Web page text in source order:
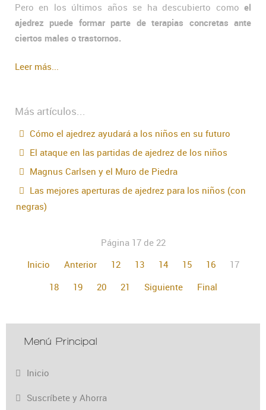
Pero en los últimos años se ha descubierto como el
ajedrez puede formar parte de terapias concretas ante
ciertos males o trastornos.
Leer más...
Más artículos...
Cómo el ajedrez ayudará a los niños en su futuro
El ataque en las partidas de ajedrez de los niños
Magnus Carlsen y el Muro de Piedra
Las mejores aperturas de ajedrez para los niños (con
negras)
Página 17 de 22
Inicio
Anterior 12 13 14 15 16
17
18
19 20 21 Siguiente Final
Menú Principal
Inicio
Suscríbete y Ahorra